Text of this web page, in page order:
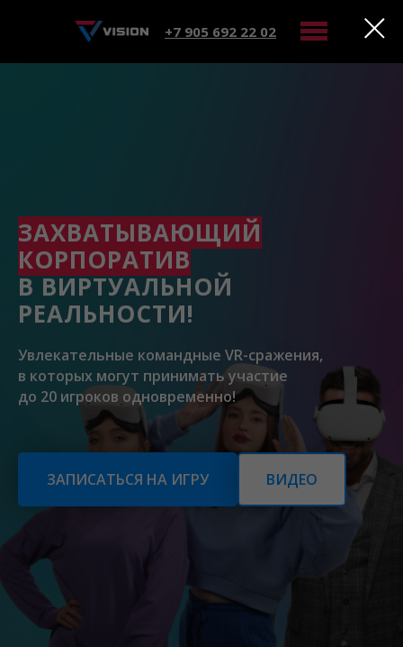
+7 905 692 22 02
ЗАХВАТЫВАЮЩИЙ
КОРПОРАТИВ
В ВИРТУАЛЬНОЙ
РЕАЛЬНОСТИ!
Увлекательные командные VR-сражения,
в которых могут принимать участие
до 20 игроков одновременно!
ЗАПИСАТЬСЯ НА ИГРУ ВИДЕО